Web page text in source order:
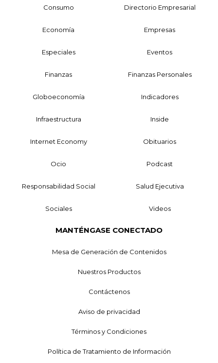
Consumo Directorio Empresarial
Economía Empresas
Especiales Eventos
Finanzas Finanzas Personales
Globoeconomía Indicadores
Infraestructura Inside
Internet Economy Obituarios
Ocio Podcast
Responsabilidad Social Salud Ejecutiva
Sociales Videos
MANTÉNGASE CONECTADO
Mesa de Generación de Contenidos
Nuestros Productos
Contáctenos
Aviso de privacidad
Términos y Condiciones
Política de Tratamiento de Información